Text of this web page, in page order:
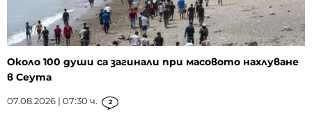
Около 100 души са загинали при масовото нахлуване
в Сеута
07.08.2026 | 07:30 ч. 2